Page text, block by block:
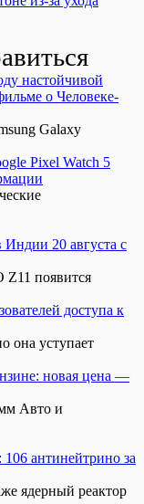
настойчивой
о Человеке-
Galaxy
Pixel Watch 5
Индии 20 августа с
Z11 появится
доступа к
она уступает
новая цена —
Авто и
106 антинейтрино за
ядерный реактор